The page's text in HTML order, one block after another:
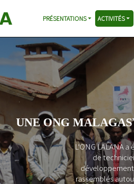
PRÉSENTATIONS ACTIVITÉS
UNE ONG
L'ONG LALANA
de
rassemblés